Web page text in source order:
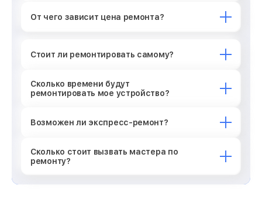
От чего зависит цена ремонта?
Стоит ли ремонтировать самому?
Сколько времени будут
ремонтировать мое устройство?
Возможен ли экспресс-ремонт?
Сколько стоит вызвать мастера по
ремонту?